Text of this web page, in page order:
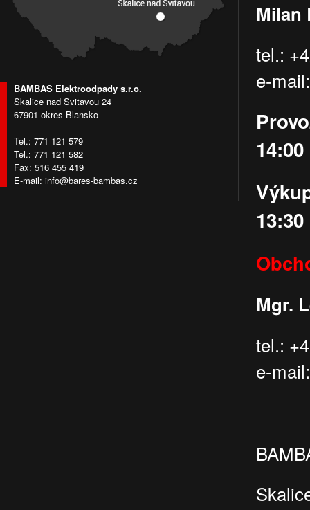
Milan
tel.:
e-
14:00
13:30
Mgr.
tel.:
e-
BAMBAS Elektroodpady s.r.o.
Skalice nad Svitavou 24
67901 okres Blansko
Tel.: 771 121 579
Tel.: 771 121 582
Fax: 516 455 419
E-mail: info@bares-bambas.cz